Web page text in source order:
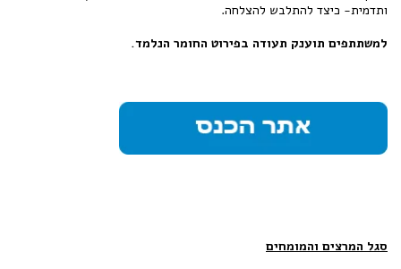
ותדמית- כיצד להתלבש להצלחה.
למשתתפים תוענק תעודה בפירוט החומר הנלמד.
סגל המרצים והמומחים